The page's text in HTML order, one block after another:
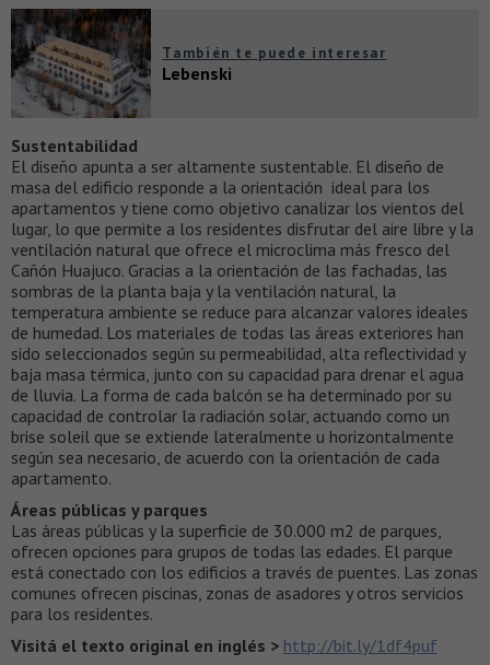
También te puede interesar
Lebenski
Sustentabilidad
El diseño apunta a ser altamente sustentable. El diseño de
masa del edificio responde a la orientación ideal para los
apartamentos y tiene como objetivo canalizar los vientos del
lugar, lo que permite a los residentes disfrutar del aire libre y la
ventilación natural que ofrece el microclima más fresco del
Cañón Huajuco. Gracias a la orientación de las fachadas, las
sombras de la planta baja y la ventilación natural, la
temperatura ambiente se reduce para alcanzar valores ideales
de humedad. Los materiales de todas las áreas exteriores han
sido seleccionados según su permeabilidad, alta reflectividad y
baja masa térmica, junto con su capacidad para drenar el agua
de lluvia. La forma de cada balcón se ha determinado por su
capacidad de controlar la radiación solar, actuando como un
brise soleil que se extiende lateralmente u horizontalmente
según sea necesario, de acuerdo con la orientación de cada
apartamento.
Áreas públicas y parques
Las áreas públicas y la superficie de 30.000 m2 de parques,
ofrecen opciones para grupos de todas las edades. El parque
está conectado con los edificios a través de puentes. Las zonas
comunes ofrecen piscinas, zonas de asadores y otros servicios
para los residentes.
Visitá el texto original en inglés > http://bit.ly/1df4puf